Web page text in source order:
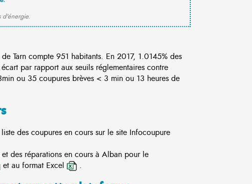
d'énergie.
Tarn compte 951 habitants. En 2017, 1.0145% des
par rapport aux seuils réglementaires contre
ou 35 coupures brèves < 3 min ou 13 heures de
des coupures en cours sur le site Infocoupure
des réparations en cours à Alban pour le
et au format Excel .